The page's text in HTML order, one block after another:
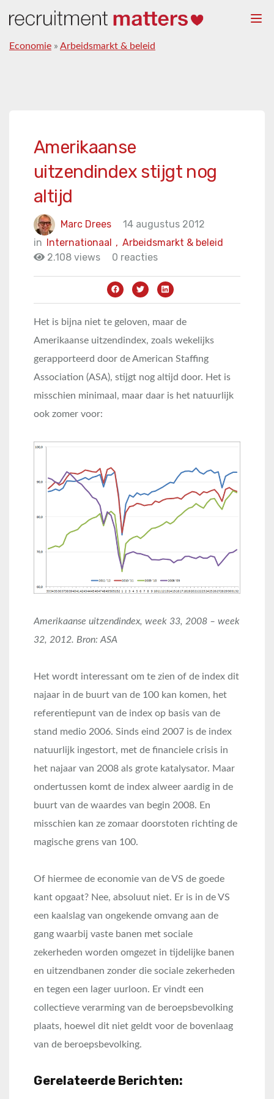
Economie » Arbeidsmarkt & beleid
Amerikaanse
uitzendindex stijgt nog
altijd
Marc Drees
14 augustus 2012
in
Arbeidsmarkt & beleid
Internationaal ,
2.108 views
0 reacties
Het is bijna niet te geloven, maar de
Amerikaanse uitzendindex, zoals wekelijks
gerapporteerd door de American Staffing
Association (ASA), stijgt nog altijd door. Het is
misschien minimaal, maar daar is het natuurlijk
ook zomer voor:
Amerikaanse uitzendindex, week 33, 2008 – week
32, 2012. Bron: ASA
Het wordt interessant om te zien of de index dit
najaar in de buurt van de 100 kan komen, het
referentiepunt van de index op basis van de
stand medio 2006. Sinds eind 2007 is de index
natuurlijk ingestort, met de financiele crisis in
het najaar van 2008 als grote katalysator. Maar
ondertussen komt de index alweer aardig in de
buurt van de waardes van begin 2008. En
misschien kan ze zomaar doorstoten richting de
magische grens van 100.
Of hiermee de economie van de VS de goede
kant opgaat? Nee, absoluut niet. Er is in de VS
een kaalslag van ongekende omvang aan de
gang waarbij vaste banen met sociale
zekerheden worden omgezet in tijdelijke banen
en uitzendbanen zonder die sociale zekerheden
en tegen een lager uurloon. Er vindt een
collectieve verarming van de beroepsbevolking
plaats, hoewel dit niet geldt voor de bovenlaag
van de beroepsbevolking.
Gerelateerde Berichten: